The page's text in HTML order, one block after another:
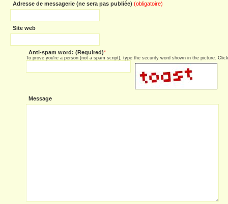
Adresse de messagerie (ne sera pas publiée) (obligatoire)
Site web
Anti-spam word: (Required)*
To prove you're a person (not a spam script), type the security word shown in the picture.
Message